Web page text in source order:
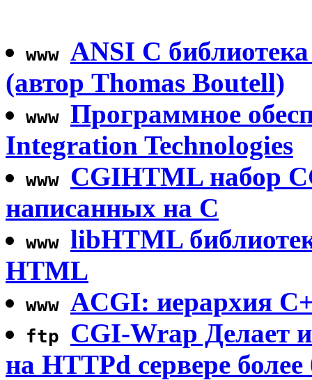
www ANSI C
(автор Thomas Boutell)
www Программное
Integration Technologies
www CGIHTML набор
написанных на C
www libHTML
HTML
www ACGI: иерархия
ftp
CGI-Wrap Делает
на HTTPd сервере